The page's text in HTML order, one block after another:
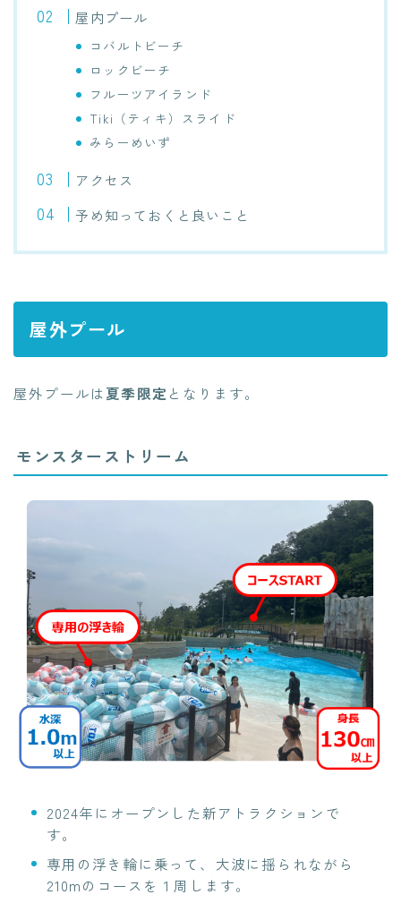
屋内プール
コバルトビーチ
ロックビーチ
フルーツアイランド
Tiki（ティキ）スライド
みらーめいず
アクセス
予め知っておくと良いこと
屋外プール
屋外プールは夏季限定 となります。
モンスターストリーム
2024年にオープンした新アトラクションで
す。
専用の浮き輪に乗って、大波に揺られながら
210mのコースを１周します。